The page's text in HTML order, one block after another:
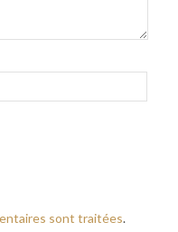
sont traitées.